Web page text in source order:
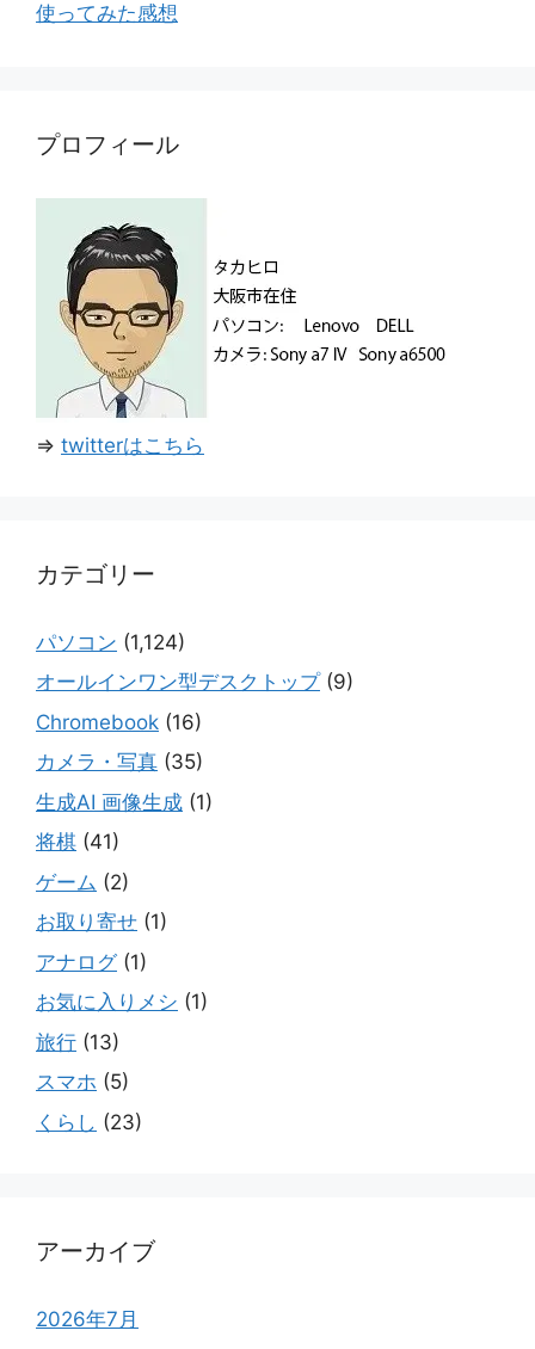
使ってみた感想
プロフィール
⇒ twitterはこちら
カテゴリー
パソコン (1,124)
オールインワン型デスクトップ(9)
Chromebook (16)
カメラ・写真 (35)
生成AI 画像生成 (1)
将棋 (41)
ゲーム (2)
お取り寄せ (1)
アナログ(1)
お気に入りメシ (1)
旅行 (13)
スマホ (5)
くらし (23)
アーカイブ
2026年7月